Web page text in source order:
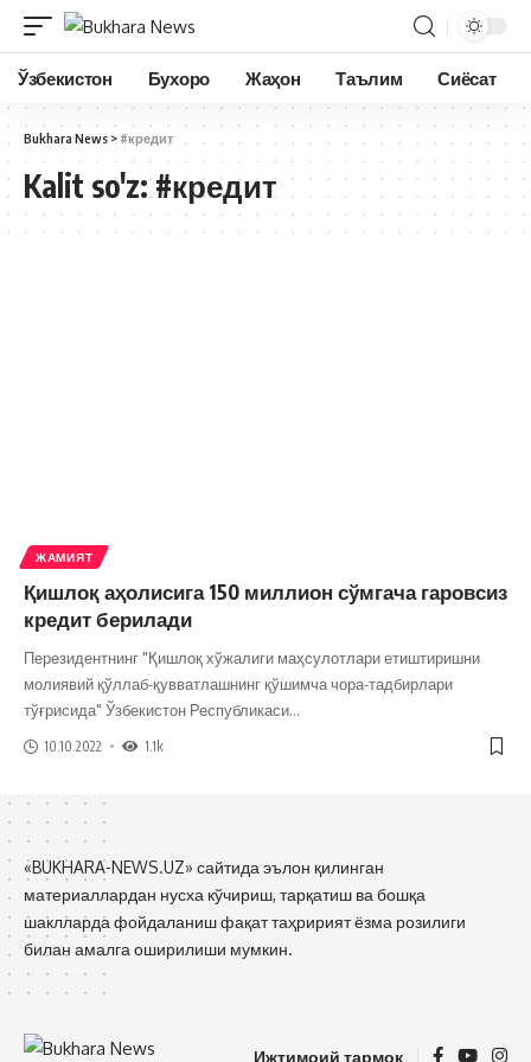
Ўзбекистон Бухоро Жаҳон Таълим Сиёсат
Bukhara News > #кредит
Kalit so'z:#кредит
ЖАМИЯТ
Қишлоқ аҳолисига 150 миллион сўмгача гаровсиз
кредит берилади
Перезидентнинг "Қишлоқ хўжалиги маҳсулотлари етиштиришни
молиявий қўллаб-қувватлашнинг қўшимча чора-тадбирлари
тўғрисида" Ўзбекистон Республикаси…
10.10.2022 1.1k
«BUKHARA-NEWS.UZ» сайтида эълон қилинган
материаллардан нусха кўчириш, тарқатиш ва бошқа
шаклларда фойдаланиш фақат таҳририят ёзма розилиги
билан амалга оширилиши мумкин.
Ижтимоий тармоқ